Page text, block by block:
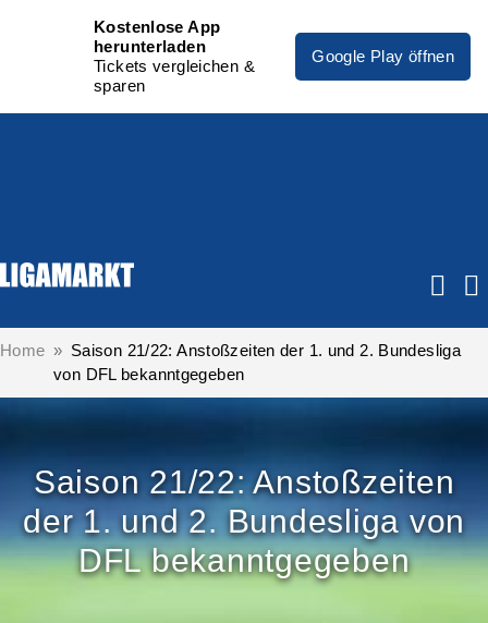
Kostenlose App
herunterladen
Tickets vergleichen &
sparen
Google Play öffnen
Home
Saison 21/22: Anstoßzeiten der 1. und 2. Bundesliga
von DFL bekanntgegeben
Saison 21/22: Anstoßzeiten
der 1. und 2. Bundesliga von
DFL bekanntgegeben